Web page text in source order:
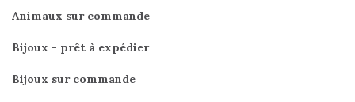
Animaux sur commande
Bijoux - prêt à expédier
Bijoux sur commande